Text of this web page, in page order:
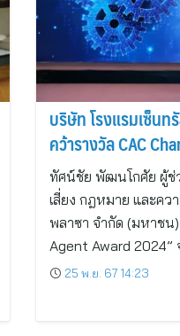
บริษัท โรงแรมเซ็น
คว้ารางวัล CAC
ทัศน์ชัย พัฒนโกศัย ผู้ช่
เสี่ยง กฎหมาย และคว
พลาซา จำกัด (มหาชน)
Agent Award 2024”
25 พ.ย. 67 14:23